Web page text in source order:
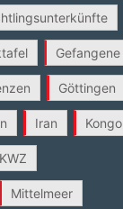
Gefangene
Göttingen
Iran Kongo
KWZ
Mittelmeer